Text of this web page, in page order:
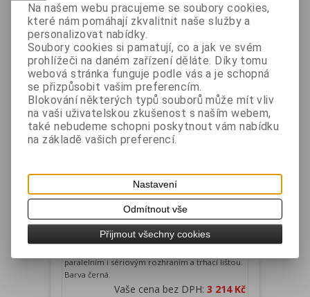
Řadit podle: (Názvu produktu)
BIXOLON STP-103III 58mm,
USB+paralelní+sériová, zdroj, černá.
BIXOLON
Katalogové číslo:
STP103IIIG
Záruka (měsíců):24 Dostupnost:skladem
paralelním i sériovým rozhraním a trhací lištou.
Barva černá.
Vaše cena bez DPH: 3 214 Kč
Na našem webu pracujeme se soubory cookies,
které nám pomáhají zkvalitnit naše služby a
personalizovat nabídky.
Soubory cookies si pamatují, co a jak ve svém
prohlížeči na daném zařízení děláte. Díky tomu
webová stránka funguje podle vás a je schopná
se přizpůsobit vašim preferencím.
Blokování některých typů souborů může mít vliv
na vaši uživatelskou zkušenost s naším webem,
také nebudeme schopni poskytnout vám nabídku
na základě vašich preferencí.
Nastavení
Odmítnout vše
Přijmout všechny cookies